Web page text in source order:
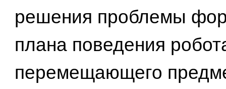
решения проблемы
плана поведения
перемещающего